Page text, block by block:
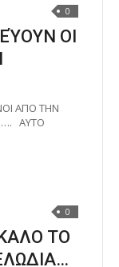
0
ΟΙ
ΑΠΟ ΤΗΝ
ΑΥΤΟ
0
ΤΟ